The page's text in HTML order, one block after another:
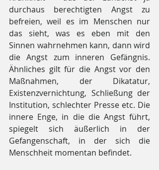
durchaus berechtigten Angst zu
befreien, weil es im Menschen nur
das sieht, was es eben mit den
Sinnen wahrnehmen kann, dann wird
die Angst zum inneren Gefängnis.
Ähnliches gilt für die Angst vor den
Maßnahmen, der Dikatatur,
Existenzvernichtung, Schließung der
Institution, schlechter Presse etc. Die
innere Enge, in die die Angst führt,
spiegelt sich äußerlich in der
Gefangenschaft, in der sich die
Menschheit momentan befindet.